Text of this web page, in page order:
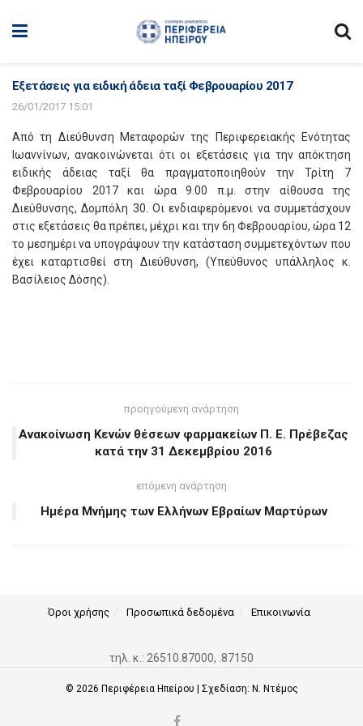
Εξετάσεις για ειδική άδεια ταξί Φεβρουαρίου 2017
26/01/2017 15:01
Από τη Διεύθυνση Μεταφορών της Περιφερειακής Ενότητας
Ιωαννίνων, ανακοινώνεται ότι οι εξετάσεις για την απόκτηση
ειδικής άδειας ταξί θα πραγματοποιηθούν την Τρίτη 7
Φεβρουαρίου 2017 και ώρα 9.00 π.μ. στην αίθουσα της
Διεύθυνσης, Δομπόλη 30. Οι ενδιαφερόμενοι να συμμετάσχουν
στις εξετάσεις θα πρέπει, μέχρι και την 6η Φεβρουαρίου, ώρα 12
το μεσημέρι να υπογράψουν την κατάσταση συμμετεχόντων που
έχει καταρτισθεί στη Διεύθυνση, (Υπεύθυνος υπάλληλος κ.
Βασίλειος Δόσης).
προηγούμενη ανάρτηση
Ανακοίνωση Κενών θέσεων φαρμακείων Π. Ε. Πρέβεζας
κατά την 31 Δεκεμβρίου 2016
επόμενη ανάρτηση
Ημέρα Μνήμης των Ελλήνων Εβραίων Μαρτύρων
Όροι χρήσης Προσωπικά δεδομένα Επικοινωνία
τηλ. κ.: 26510.87000, .87150
© 2026 Περιφέρεια Ηπείρου | Σχεδίαση: Ν. Ντέμος